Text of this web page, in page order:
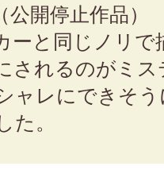
公開停止作品）
ーと同じノリ
されるのがミ
ャレにできそ
た。